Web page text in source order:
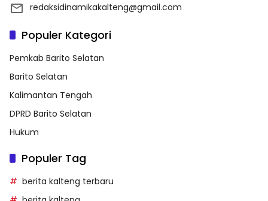
redaksidinamikakalteng@gmail.com
Populer Kategori
Pemkab Barito Selatan
Barito Selatan
Kalimantan Tengah
DPRD Barito Selatan
Hukum
Populer Tag
berita kalteng terbaru